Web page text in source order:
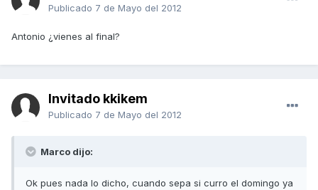
Publicado 7 de Mayo del 2012
Antonio ¿vienes al final?
Invitado kkikem
Publicado 7 de Mayo del 2012
Marco dijo:
Ok pues nada lo dicho, cuando sepa si curro el domingo ya